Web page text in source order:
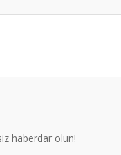
pahalı.
haberdar olun!